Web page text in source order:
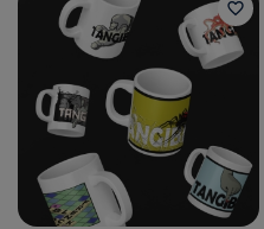
favorite_border